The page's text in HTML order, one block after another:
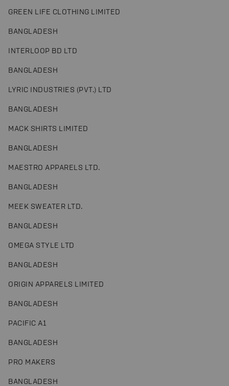
GREEN LIFE CLOTHING LIMITED
BANGLADESH
INTERLOOP BD LTD
BANGLADESH
LYRIC INDUSTRIES (PVT.) LTD
BANGLADESH
MACK SHIRTS LIMITED
BANGLADESH
MAESTRO APPARELS LTD.
BANGLADESH
MEEK SWEATER LTD.
BANGLADESH
OMEGA STYLE LTD
BANGLADESH
ORIGIN APPARELS LIMITED
BANGLADESH
PACIFIC A1
BANGLADESH
PRO MAKERS
BANGLADESH